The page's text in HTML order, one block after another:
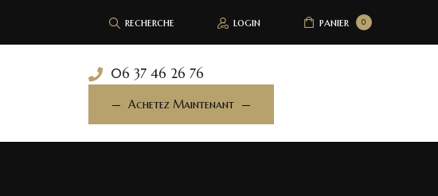
recherche login 0
panier
06 37 46 26 76
Achetez Maintenant